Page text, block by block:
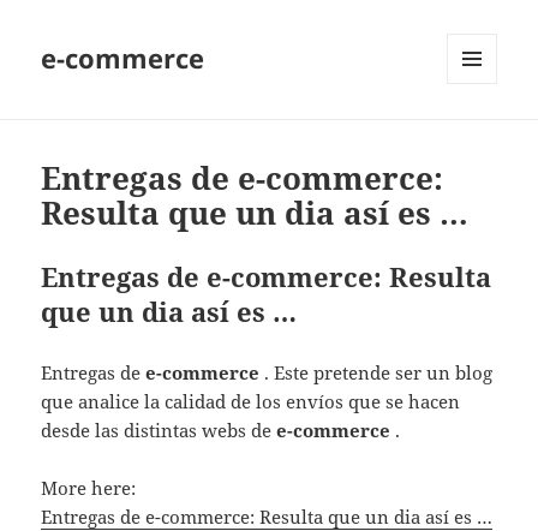
e-commerce
Entregas de e-commerce:
Resulta que un dia así es …
Entregas de e-commerce: Resulta
que un dia así es …
Entregas dee-commerce . Este pretende ser un blog
que analice la calidad de los envíos que se hacen
desde las distintas webs dee-commerce .
More here:
Entregas de e-commerce: Resulta que un dia así es …